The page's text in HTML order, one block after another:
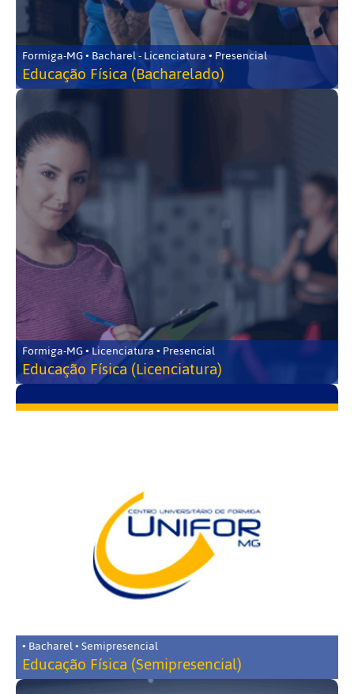
Formiga-MG • Bacharel - Licenciatura • Presencial
Educação Física (Bacharelado)
Formiga-MG • Licenciatura • Presencial
Educação Física (Licenciatura)
• Bacharel • Semipresencial
Educação Física (Semipresencial)